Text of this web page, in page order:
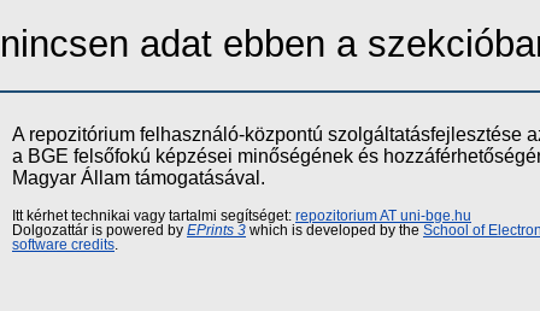
nincsen adat ebben a
A repozitórium felhasználó-központú szolgáltatásfejlesztése
a BGE felsőfokú képzései minőségének és
Magyar Állam támogatásával.
Itt kérhet technikai vagy tartalmi segítséget: repozitorium AT uni-bge.hu
Dolgozattár is powered by EPrints 3 which is developed by the School of
software credits